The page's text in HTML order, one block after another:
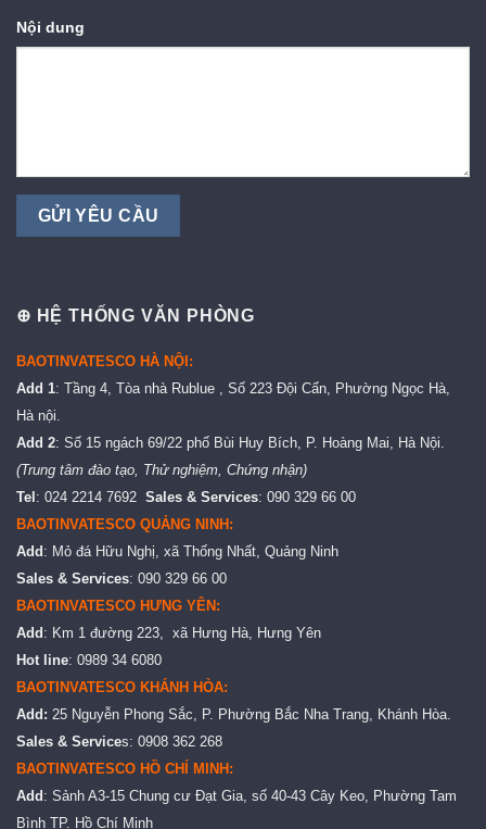
Nội dung
⊕ HỆ THỐNG VĂN PHÒNG
BAOTINVATESCO HÀ NỘI:
Add 1: Tầng 4, Tòa nhà Rublue , Số 223 Đội Cấn, Phường Ngọc Hà,
Hà nội.
Add 2: Số 15 ngách 69/22 phố Bùi Huy Bích, P. Hoàng Mai, Hà Nội.
(Trung tâm đào tạo, Thử nghiệm, Chứng nhận)
Tel : 024 2214 7692 Sales & Services: 090 329 66 00
BAOTINVATESCO QUẢNG NINH:
Add : Mỏ đá Hữu Nghị, xã Thống Nhất, Quảng Ninh
Sales & Services: 090 329 66 00
BAOTINVATESCO HƯNG YÊN:
Add : Km 1 đường 223, xã Hưng Hà, Hưng Yên
Hot line: 0989 34 6080
BAOTINVATESCO KHÁNH HÒA:
Add: 25 Nguyễn Phong Sắc, P. Phường Bắc Nha Trang, Khánh Hòa.
Sales & Services: 0908 362 268
BAOTINVATESCO HỒ CHÍ MINH:
Add : Sảnh A3-15 Chung cư Đạt Gia, số 40-43 Cây Keo, Phường Tam
Bình TP. Hồ Chí Minh